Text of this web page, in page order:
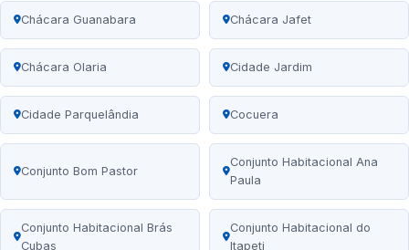
Chácara Guanabara Chácara Jafet
Chácara Olaria Cidade Jardim
Cidade Parquelândia Cocuera
Conjunto Bom Pastor
Conjunto Habitacional Ana
Paula
Conjunto Habitacional Brás
Cubas
Conjunto Habitacional do
Itapeti